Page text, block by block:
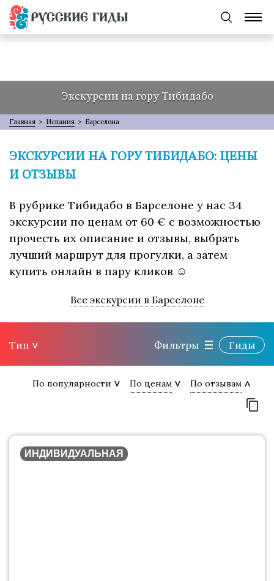
Экскурсии на гору Тибидабо
Главная > Испания > Барселона
ЭКСКУРСИИ НА ГОРУ ТИБИДАБО: ЦЕНЫ
И ОТЗЫВЫ
В рубрике Тибидабо в Барселоне у нас 34
экскурсии по ценам от 60 € с возможностью
прочесть их описание и отзывы, выбрать
лучший маршрут для прогулки, а затем
купить онлайн в пару кликов ☺
Все экскурсии в Барселоне
Тип Фильтры Гиды
По популярности По ценам По отзывам
ИНДИВИДУАЛЬНАЯ